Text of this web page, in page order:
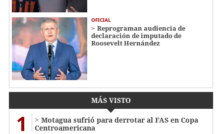
OFICIAL
Reprograman audiencia de
declaración de imputado de
Roosevelt Hernández
MÁS VISTO
1
Motagua sufrió para derrotar al FAS en Copa
Centroamericana